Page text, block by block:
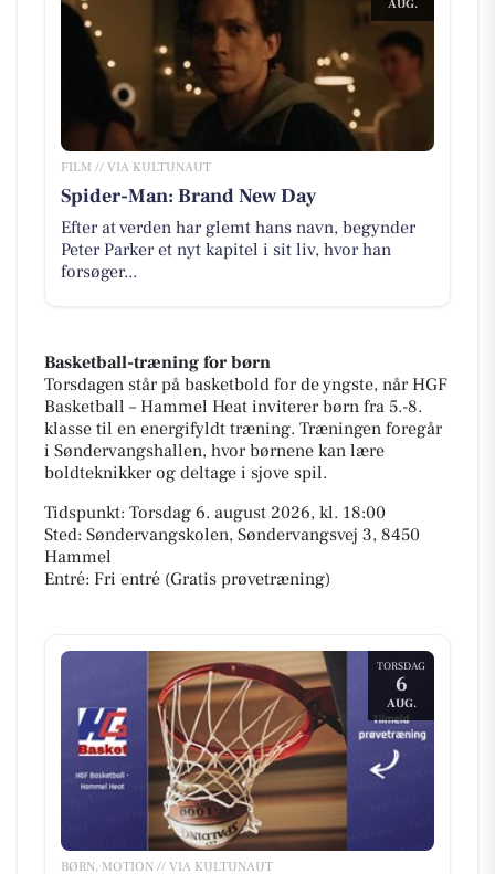
AUG.
FILM // VIA KULTUNAUT
Spider-Man: Brand New Day
Efter at verden har glemt hans navn, begynder
Peter Parker et nyt kapitel i sit liv, hvor han
forsøger...
Basketball-træning for børn
Torsdagen står på basketbold for de yngste, når HGF
Basketball – Hammel Heat inviterer børn fra 5.-8.
klasse til en energifyldt træning. Træningen foregår
i Søndervangshallen, hvor børnene kan lære
boldteknikker og deltage i sjove spil.
Tidspunkt: Torsdag 6. august 2026, kl. 18:00
Sted: Søndervangskolen, Søndervangsvej 3, 8450
Hammel
Entré: Fri entré (Gratis prøvetræning)
TORSDAG
6
AUG.
BØRN, MOTION // VIA KULTUNAUT